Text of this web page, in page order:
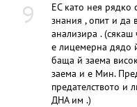
9
ЕС като нея рядко
знания , опит и да
анализира . (сякаш
е лицемерна дядо
баща й заема
заема и е Мин.
предателството и
ДНА им .)